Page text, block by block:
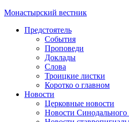
Монастырский вестник
Предстоятель
События
Проповеди
Доклады
Слова
Троицкие листки
Коротко о главном
Новости
Церковные новости
Новости